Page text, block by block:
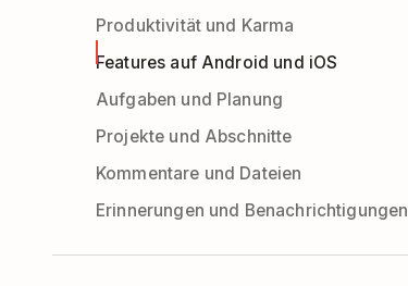
Produktivität und Karma
Features auf Android und iOS
Aufgaben und Planung
Projekte und Abschnitte
Kommentare und Dateien
Erinnerungen und Benachrichtigungen